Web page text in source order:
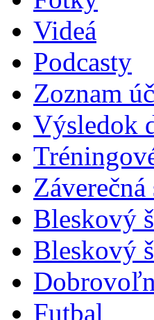
Videá
Podcasty
Zoznam
Výsledok
Záverečná
Bleskový
Bleskový
Futbal